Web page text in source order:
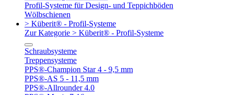
Profil-Systeme für Design- und Teppichböden
Wölbschienen
> Küberit® - Profil-Systeme
Zur Kategorie > Küberit® - Profil-Systeme
Schraubsysteme
Treppensysteme
PPS®-Champion Star 4 - 9,5 mm
PPS®-AS 5 - 11,5 mm
PPS®-Allrounder 4.0